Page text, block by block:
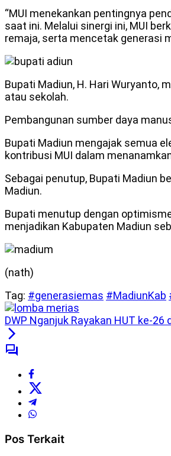
“MUI menekankan pentingnya
saat ini. Melalui sinergi ini, MUI
remaja, serta mencetak generasi
Bupati Madiun, H. Hari Wuryanto,
atau sekolah.
Pembangunan sumber daya
Bupati Madiun mengajak semua
kontribusi MUI dalam
Sebagai penutup, Bupati Madiun
Madiun.
Bupati menutup dengan
menjadikan Kabupaten Madiun
(nath)
Tag: #generasiemas #MadiunKab
DWP Nganjuk Rayakan HUT ke-
Pos Terkait